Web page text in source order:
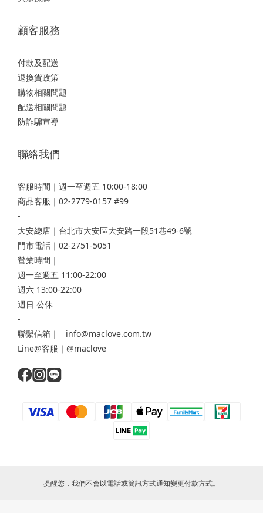
顧客服務
付款及配送
退換貨政策
購物相關問題
配送相關問題
防詐騙宣導
聯絡我們
客服時間｜週一至週五 10:00-18:00
商品客服｜02-2779-0157 #99
-
大安總店 ｜台北市大安區大安路一段51巷49-6號
門市電話｜02-2751-5051
營業時間｜
週一至週五 11:00-22:00
週六 13:00-22:00
週日 公休
-
聯繫信箱｜ info@maclove.com.tw
Line@客服｜@maclove
提醒您，我們不會以電話或簡訊方式通知變更付款方式。